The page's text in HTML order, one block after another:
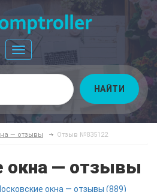
Toggle
navigation
НАЙТИ
— отзывы Отзыв №835122
окна — отзывы
окна — отзывы (889)